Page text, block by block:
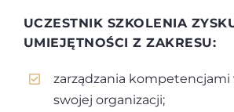
UCZESTNIK SZKOLENIA
UMIEJĘTNOŚCI Z ZAKRESU:
zarządzania
swojej organizacji;